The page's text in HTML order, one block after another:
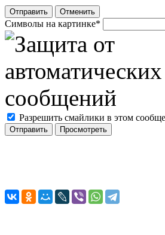
Отправить Отменить
Символы на картинке*
Разрешить смайлики в этом